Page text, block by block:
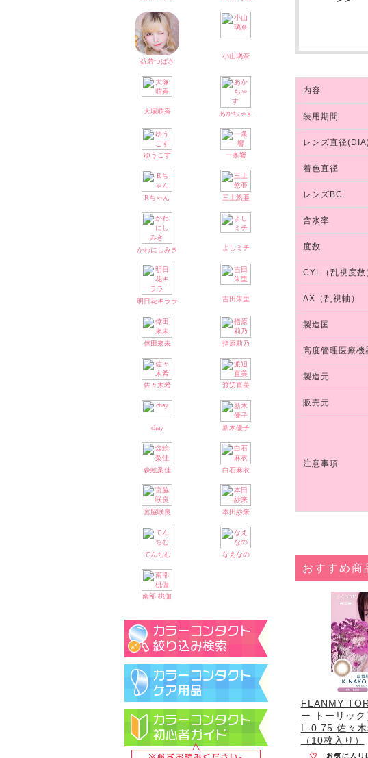
内容
装用期間
レンズ直径
着色直径
レンズBC
含水率
度数
CYL（乱視度数
AX（乱視軸）
製造国
高度管理医療機
製造元
販売元
注意事項
おすすめ商
FLANMY
ー トーリッ
L-0.75 佐々
（10枚入り）